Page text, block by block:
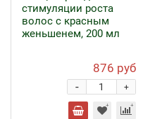
стимуляции роста
волос с красным
женьшенем, 200 мл
876 руб
+
-